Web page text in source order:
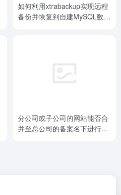
如何利用xtrabackup实现远程
备份并恢复到自建MySQL数据
分公司或子公司的网站能否合
并至总公司的备案名下进行备